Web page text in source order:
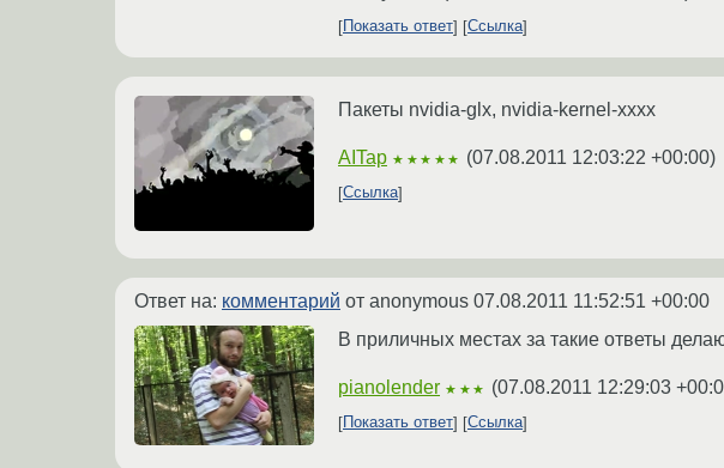
Показать ответ Ссылка
Пакеты nvidia-glx, nvidia-kernel-xxxx
AITap ★★★★★ (07.08.2011 12:03:22 +00:00)
Ссылка
Ответ на: комментарий от anonymous 07.08.2011 11:52:51 +00:00
В приличных местах за такие ответы
pianolender ★★★ (07.08.2011 12:29:03
Показать ответ Ссылка